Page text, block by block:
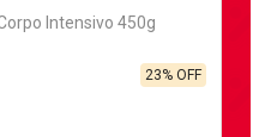
Intensivo 450g
23% OFF